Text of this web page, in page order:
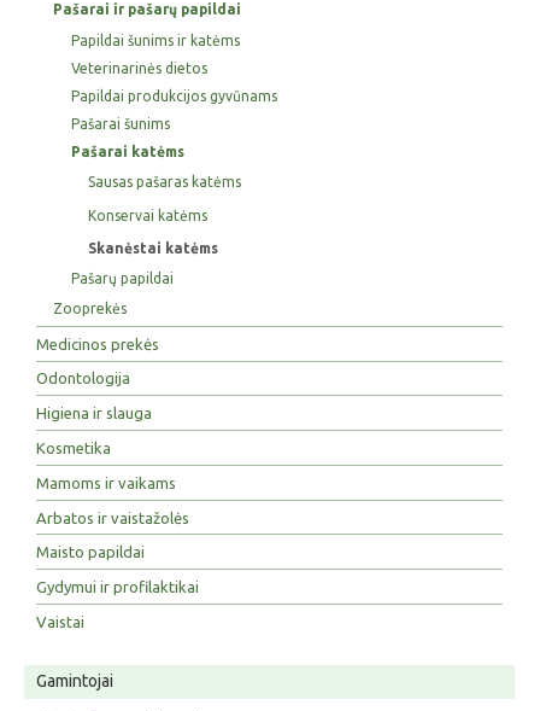
Pašarai ir pašarų papildai
Papildai šunims ir katėms
Veterinarinės dietos
Papildai produkcijos gyvūnams
Pašarai šunims
Pašarai katėms
Sausas pašaras katėms
Konservai katėms
Skanėstai katėms
Pašarų papildai
Zooprekės
Medicinos prekės
Odontologija
Higiena ir slauga
Kosmetika
Mamoms ir vaikams
Arbatos ir vaistažolės
Maisto papildai
Gydymui ir profilaktikai
Vaistai
Gamintojai